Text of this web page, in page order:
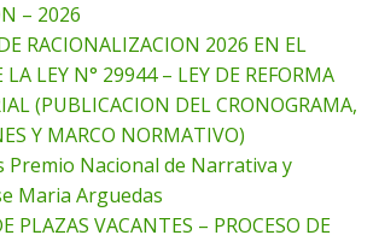
– 2026
RACIONALIZACION 2026 EN EL
LA LEY N° 29944 – LEY DE REFORMA
(PUBLICACION DEL CRONOGRAMA,
Y MARCO NORMATIVO)
Premio Nacional de Narrativa y
Maria Arguedas
PLAZAS VACANTES – PROCESO DE